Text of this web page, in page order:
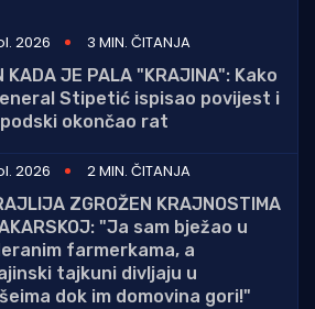
2026
3 MIN. ČITANJA
KADA JE PALA "KRAJINA": Kako
Stipetić ispisao povijest i
okončao rat
2026
2 MIN. ČITANJA
ZGROŽEN KRAJNOSTIMA
"Ja sam bježao u
farmerkama, a
tajkuni divljaju u
dok im domovina gori!"